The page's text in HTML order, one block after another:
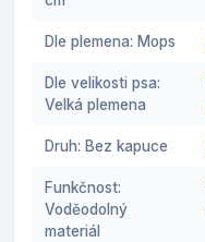
Dle plemena: Mops
Dle velikosti psa:
Velká plemena
Druh: Bez kapuce
Funkčnost:
Voděodolný
materiál